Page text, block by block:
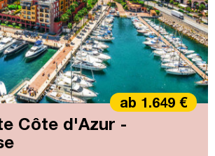
Côte d'Azur -
ab 1.649 €